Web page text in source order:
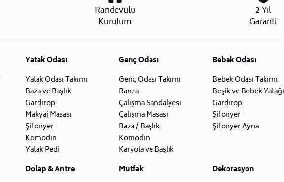
Randevulu
Kurulum
2 Yıl
Garanti
Yatak Odası
Yatak Odası Takımı
Baza ve Başlık
Gardırop
Makyaj Masası
Şifonyer
Komodin
Yatak Pedi
Genç Odası
Genç Odası Takımı
Ranza
Çalışma Sandalyesi
Çalışma Masası
Baza / Başlık
Komodin
Karyola ve Başlık
Bebek Odası
Bebek Odası Takımı
Beşik ve Bebek Yatağı
Gardırop
Şifonyer
Şifonyer Ayna
Dolap & Antre
Mutfak
Dekorasyon